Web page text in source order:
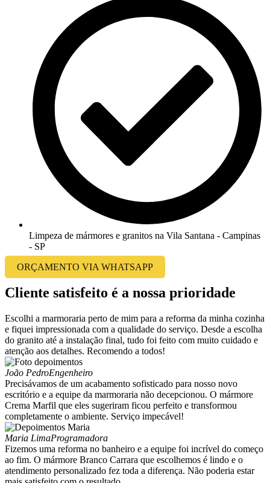
Limpeza de mármores e granitos na Vila Santana - Campinas
- SP
ORÇAMENTO VIA WHATSAPP
Cliente satisfeito é a nossa prioridade
Escolhi a marmoraria perto de mim para a reforma da minha cozinha
e fiquei impressionada com a qualidade do serviço. Desde a escolha
do granito até a instalação final, tudo foi feito com muito cuidado e
atenção aos detalhes. Recomendo a todos!
João PedroEngenheiro
Precisávamos de um acabamento sofisticado para nosso novo
escritório e a equipe da marmoraria não decepcionou. O mármore
Crema Marfil que eles sugeriram ficou perfeito e transformou
completamente o ambiente. Serviço impecável!
Maria LimaProgramadora
Fizemos uma reforma no banheiro e a equipe foi incrível do começo
ao fim. O mármore Branco Carrara que escolhemos é lindo e o
atendimento personalizado fez toda a diferença. Não poderia estar